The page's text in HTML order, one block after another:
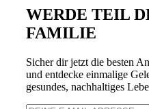
WERDE TEIL
FAMILIE
Sicher dir jetzt die besten
und entdecke einmalige
gesundes, nachhaltiges